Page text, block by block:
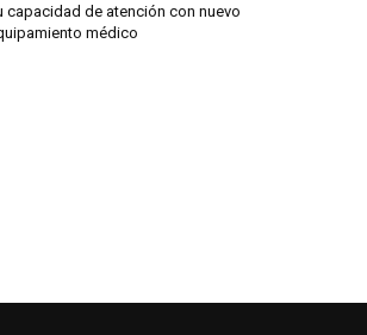
capacidad de atención con nuevo
médico